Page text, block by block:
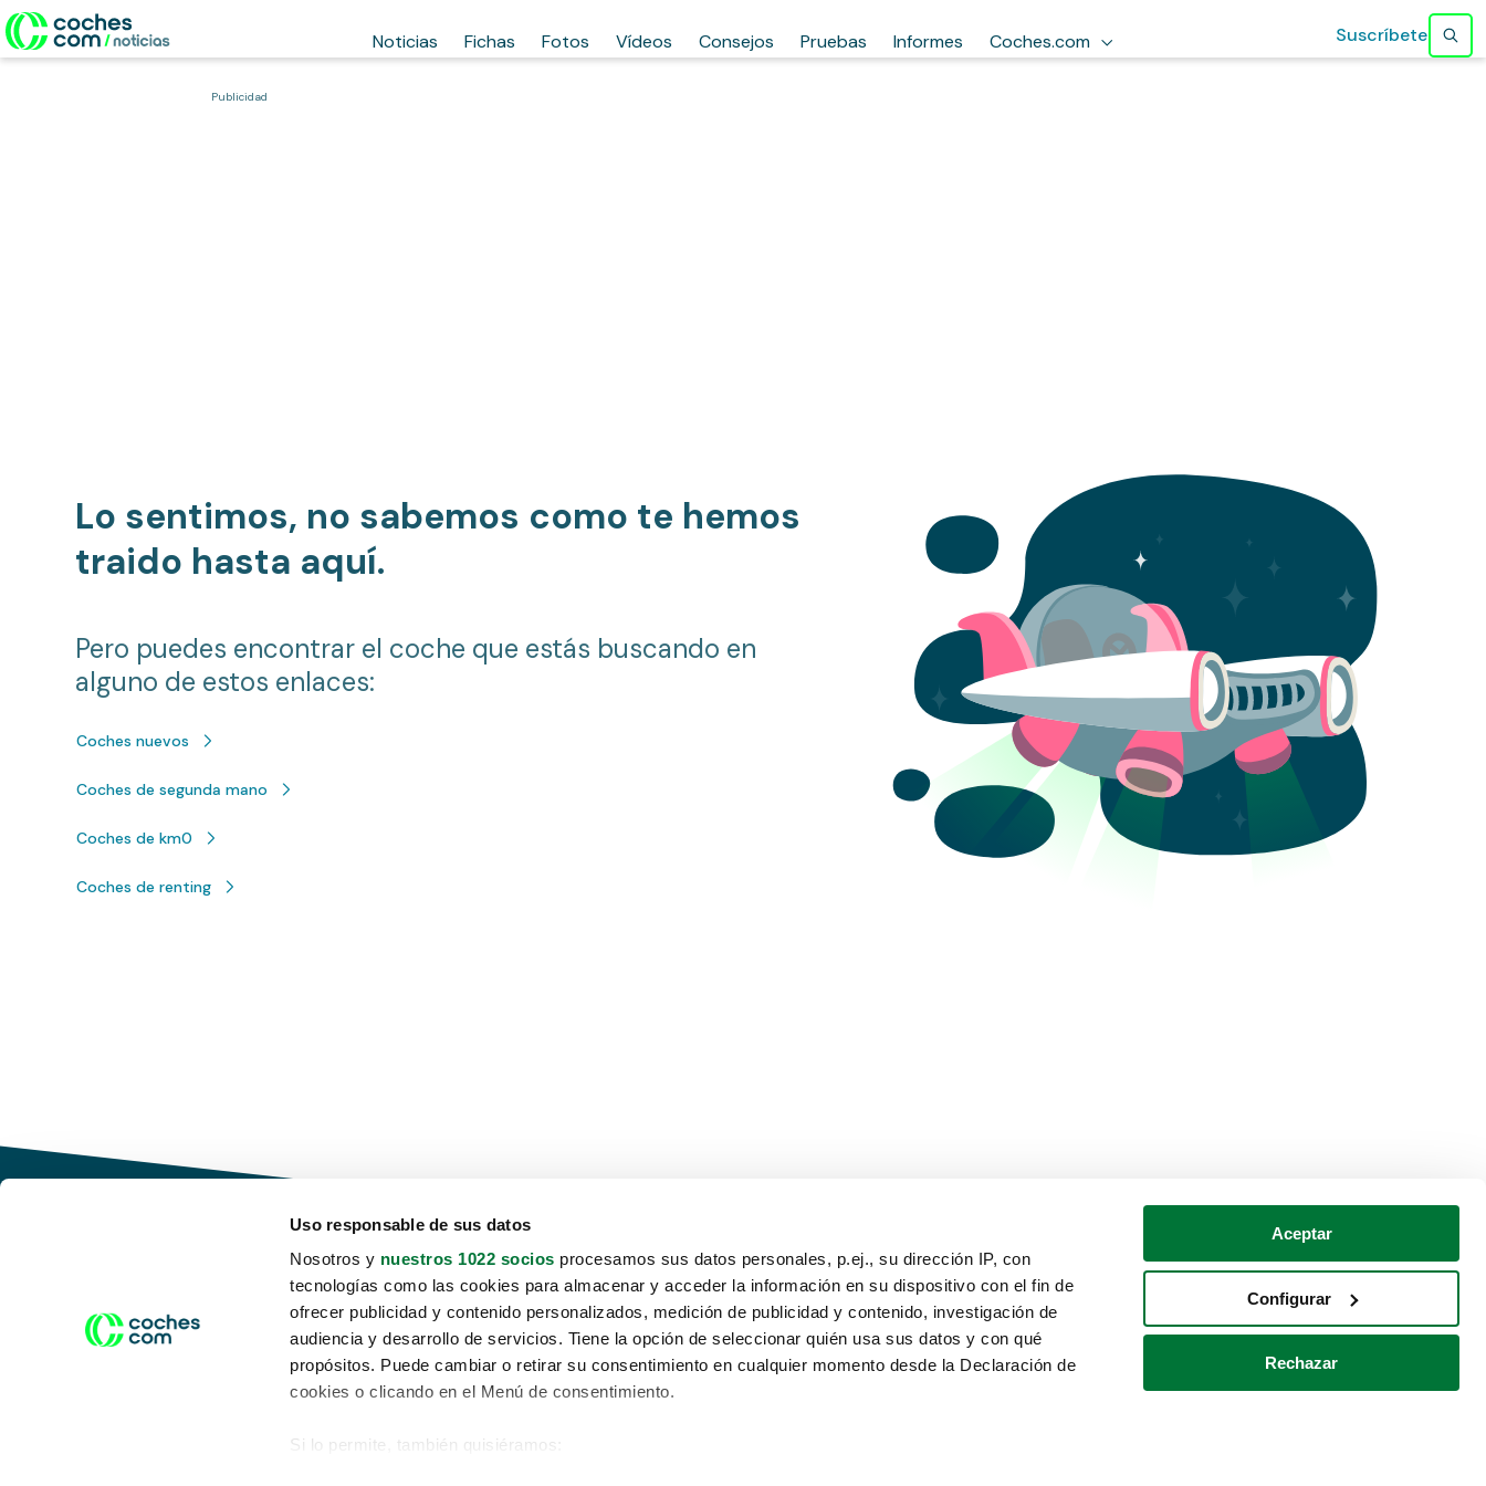
Uso responsable de sus datos
Nosotros y nuestros 1022 socios procesamos sus datos personales, p.ej., su dirección IP, con
tecnologías como las cookies para almacenar y acceder la información en su dispositivo con el fin de
ofrecer publicidad y contenido personalizados, medición de publicidad y contenido, investigación de
audiencia y desarrollo de servicios. Tiene la opción de seleccionar quién usa sus datos y con qué
propósitos. Puede cambiar o retirar su consentimiento en cualquier momento desde la Declaración de
cookies o clicando en el Menú de consentimiento.
Si lo permite, también quisiéramos:
Aceptar
Configurar
Rechazar
Noticias Fichas Fotos Vídeos Consejos Pruebas Informes Coches.com Suscríbete
Publicidad
Lo sentimos, no sabemos como te hemos
traido hasta aquí.
Pero puedes encontrar el coche que estás buscando en
alguno de estos enlaces:
Coches nuevos
Coches de segunda mano
Coches de km0
Coches de renting
Conduce tu futuro,
desata tu movilidad